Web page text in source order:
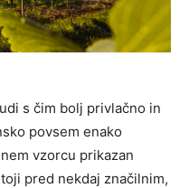
s čim bolj privlačno in
povsem enako
vzorcu prikazan
pred nekdaj značilnim,